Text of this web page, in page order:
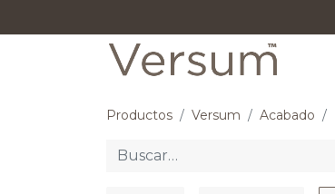
Productos Versum Acabado